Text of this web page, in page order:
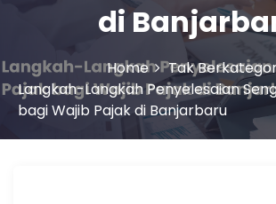
di
Home
Tak
Langkah-Langkah Penyelesaian
bagi Wajib Pajak di Banjarbaru